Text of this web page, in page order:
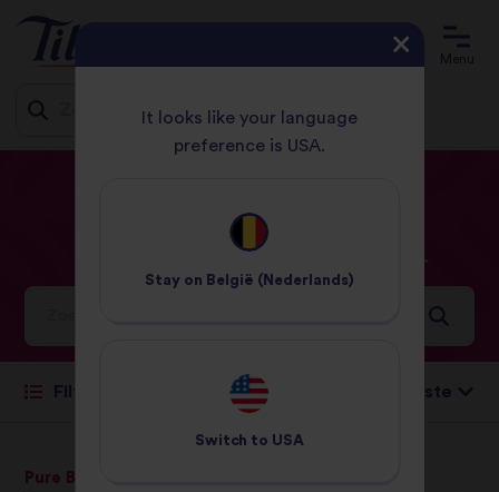
Menu
Rijst
Ideeën en inspiratie voor een wereld vol smaken
Filteren Sorteren op:
Pure Basmati Rijst
It looks like your language
preference is USA.
Stay on België (Nederlands)
Switch to USA